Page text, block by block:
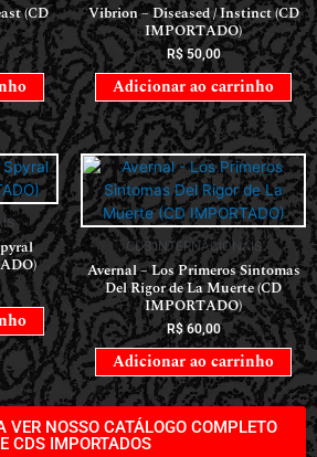
(CD
Vibrion – Diseased / Instinct (CD
IMPORTADO)
R$50,00
Adicionar ao carrinho
CDS INTERNACIONAIS
Avernal – Los Primeros Sintomas
Del Rigor de La Muerte (CD
IMPORTADO)
R$60,00
Adicionar ao carrinho
VER NOSSO CATÁLOGO COMPLETO
CDS IMPORTADOS